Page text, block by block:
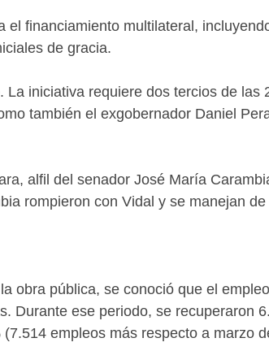
financiamiento multilateral,
de gracia.
iniciativa requiere dos tercios de las
también el exgobernador Daniel
alfil del senador José María
rompieron con Vidal y se manejan
obra pública, se conoció que el
Durante ese periodo, se recuperaron
empleos más respecto a marzo